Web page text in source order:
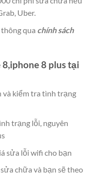
Uber.
qua chính sách
8 plus tại
và kiểm tra tình trạng
trạng lỗi, nguyên
sửa lỗi wifi cho bạn
chữa và bạn sẽ theo